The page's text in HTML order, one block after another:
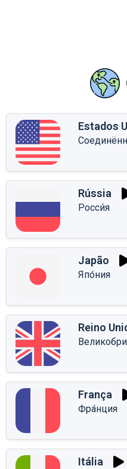
Estados
Rússia
Росси́я
Japão
Япо́ния
Reino
França
Фра́нция
Itália